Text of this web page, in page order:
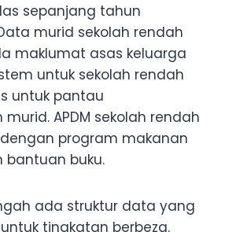
sepanjang tahun
murid sekolah rendah
maklumat asas keluarga
untuk sekolah rendah
untuk pantau
APDM sekolah rendah
program makanan
buku.
ada struktur data yang
tingkatan berbeza.